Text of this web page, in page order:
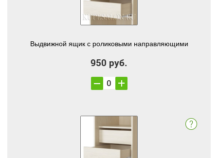
Выдвижной ящик с роликовыми направляющими
950 руб.